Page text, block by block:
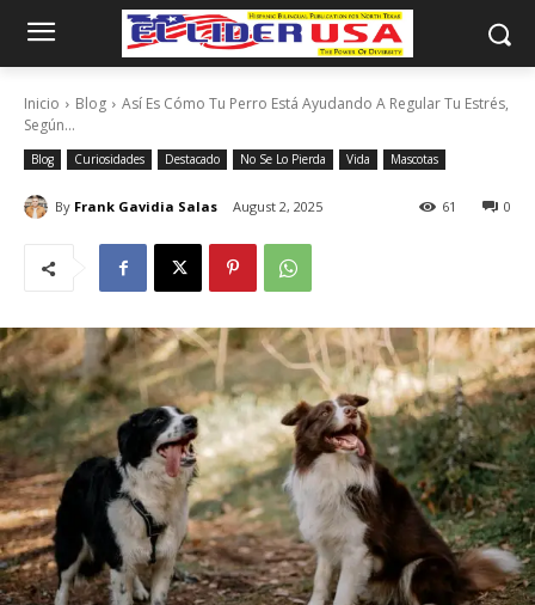
Inicio Blog
Así Es Cómo Tu Perro Está Ayudando A Regular Tu Estrés,
Según...
Blog Curiosidades Destacado No Se Lo Pierda Vida Mascotas
By Frank Gavidia Salas August 2, 2025 0
61